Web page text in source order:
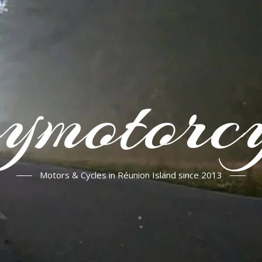
Motors & Cycles in Réunion Island since 2013